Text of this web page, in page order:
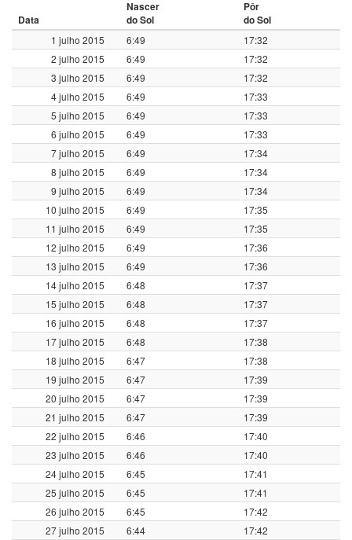
Data
Nascer
do Sol
Pôr
do Sol
1 julho 2015 6:49
17:32
2 julho 2015
6:49
17:32
3 julho 2015
6:49
17:32
4 julho 2015
6:49
17:33
5 julho 2015
6:49
17:33
6 julho 2015
6:49
17:33
7 julho 2015
6:49
17:34
8 julho 2015
6:49
17:34
9 julho 2015
6:49
17:34
10 julho 2015
6:49
17:35
11 julho 2015
6:49
17:35
12 julho 2015
6:49
17:36
13 julho 2015
6:49
17:36
14 julho 2015
6:48
17:37
15 julho 2015
6:48
17:37
16 julho 2015
6:48
17:37
17 julho 2015
6:48
17:38
18 julho 2015
6:47
17:38
19 julho 2015
6:47
17:39
20 julho 2015
6:47
17:39
21 julho 2015
6:47
17:39
22 julho 2015
6:46
17:40
23 julho 2015
6:46
17:40
24 julho 2015
6:45
17:41
25 julho 2015
6:45
17:41
26 julho 2015
6:45
17:42
27 julho 2015
6:44
17:42